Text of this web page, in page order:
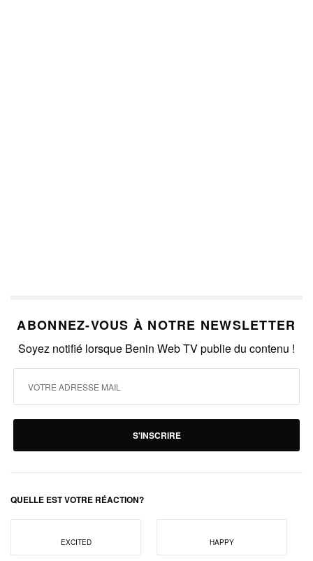
ABONNEZ-VOUS À NOTRE NEWSLETTER
Soyez notifié lorsque Benin Web TV publie du contenu !
S'INSCRIRE
QUELLE EST VOTRE RÉACTION?
EXCITED HAPPY